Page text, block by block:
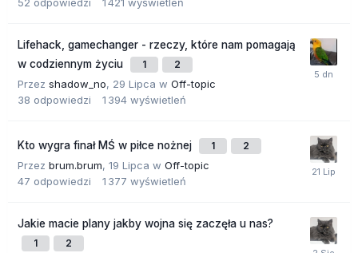
52 odpowiedzi 1 421 wyświetleń
Lifehack, gamechanger - rzeczy, które nam pomagają
w codziennym życiu
1 2
Przez shadow_no, 29 Lipca w Off-topic
38 odpowiedzi 1 394 wyświetleń
Kto wygra finał MŚ w piłce nożnej 1 2
Przez brum.brum, 19 Lipca w Off-topic
47 odpowiedzi 1 377 wyświetleń
Jakie macie plany jakby wojna się zaczęła u nas?
1 2